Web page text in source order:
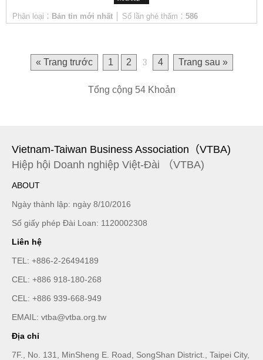
Phân loại： Bản tin mới nhất │ Số lần ghé thăm： 586
« Trang trước 1 2 3 4 Trang sau »
Tổng cộng 54 Khoản
Vietnam-Taiwan Business Association（VTBA)
Hiệp hội Doanh nghiệp Việt-Đài （VTBA)
ABOUT
Ngày thành lập: ngày 8/10/2016
Số giấy phép Đài Loan: 1120002308
Liên hệ
TEL: +886-2-26494189
CEL: +886 918-180-268
CEL: +886 939-668-949
EMAIL: vtba@vtba.org.tw
Địa chỉ
7F., No. 131, MinSheng E. Road, SongShan District., Taipei City,